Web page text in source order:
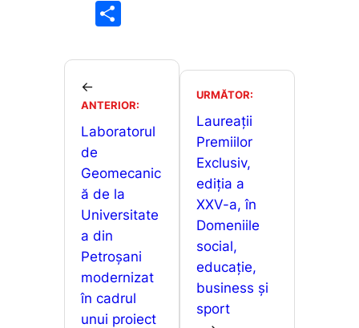
e
o
o
k
l
A
p
p
e
n
g
er
ta
a
z
ă
←
ANTERIOR:
Laboratorul
de
Geomecanic
ă de la
Universitate
a din
Petroșani
modernizat
în cadrul
unui proiect
URMĂTOR:
Laureații
Premiilor
Exclusiv,
ediția a
XXV-a, în
Domeniile
social,
educație,
business și
sport